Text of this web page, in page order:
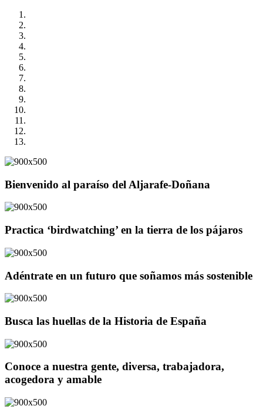
Bienvenido al paraíso del Aljarafe-Doñana
Practica ‘birdwatching’ en la tierra de los pájaros
Adéntrate en un futuro que soñamos más sostenible
Busca las huellas de la Historia de España
Conoce a nuestra gente, diversa, trabajadora,
acogedora y amable